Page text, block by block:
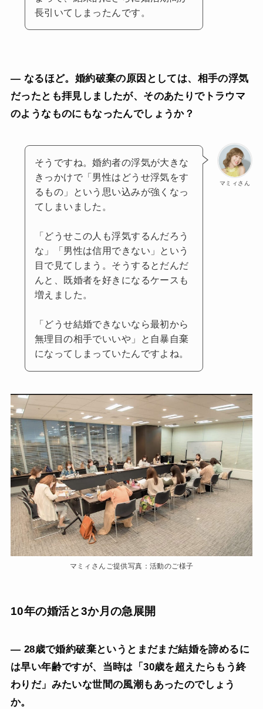
長引いてしまったんです。
— なるほど。婚約破棄の原因としては、相手の浮気
だったとも拝見しましたが、そのあたりでトラウマ
のようなものにもなったんでしょうか？
マミィさん
そうですね。婚約者の浮気が大きな
きっかけで「男性はどうせ浮気をす
るもの」という思い込みが強くなっ
てしまいました。
「どうせこの人も浮気するんだろう
な」「男性は信用できない」という
目で見てしまう。そうするとだんだ
んと、既婚者を好きになるケースも
増えました。
「どうせ結婚できないなら最初から
無理目の相手でいいや」と自暴自棄
になってしまっていたんですよね。
マミィさんご提供写真：活動のご様子
10年の婚活と3か月の急展開
— 28歳で婚約破棄というとまだまだ結婚を諦めるに
は早い年齢ですが、当時は「30歳を超えたらもう終
わりだ」みたいな世間の風潮もあったのでしょう
か。